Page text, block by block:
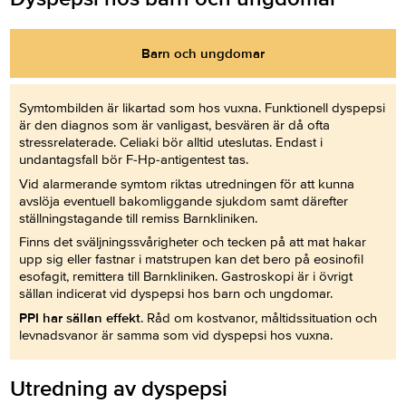
Barn och ungdomar
Symtombilden är likartad som hos vuxna. Funktionell dyspepsi
är den diagnos som är vanligast, besvären är då ofta
stressrelaterade. Celiaki bör alltid uteslutas. Endast i
undantagsfall bör F-Hp-antigentest tas.
Vid alarmerande symtom riktas utredningen för att kunna
avslöja eventuell bakomliggande sjukdom samt därefter
ställningstagande till remiss Barnkliniken.
Finns det sväljningssvårigheter och tecken på att mat hakar
upp sig eller fastnar i matstrupen kan det bero på eosinofil
esofagit, remittera till Barnkliniken. Gastroskopi är i övrigt
sällan indicerat vid dyspepsi hos barn och ungdomar.
PPI har sällan effekt. Råd om kostvanor, måltidssituation och
levnadsvanor är samma som vid dyspepsi hos vuxna.
Utredning av dyspepsi